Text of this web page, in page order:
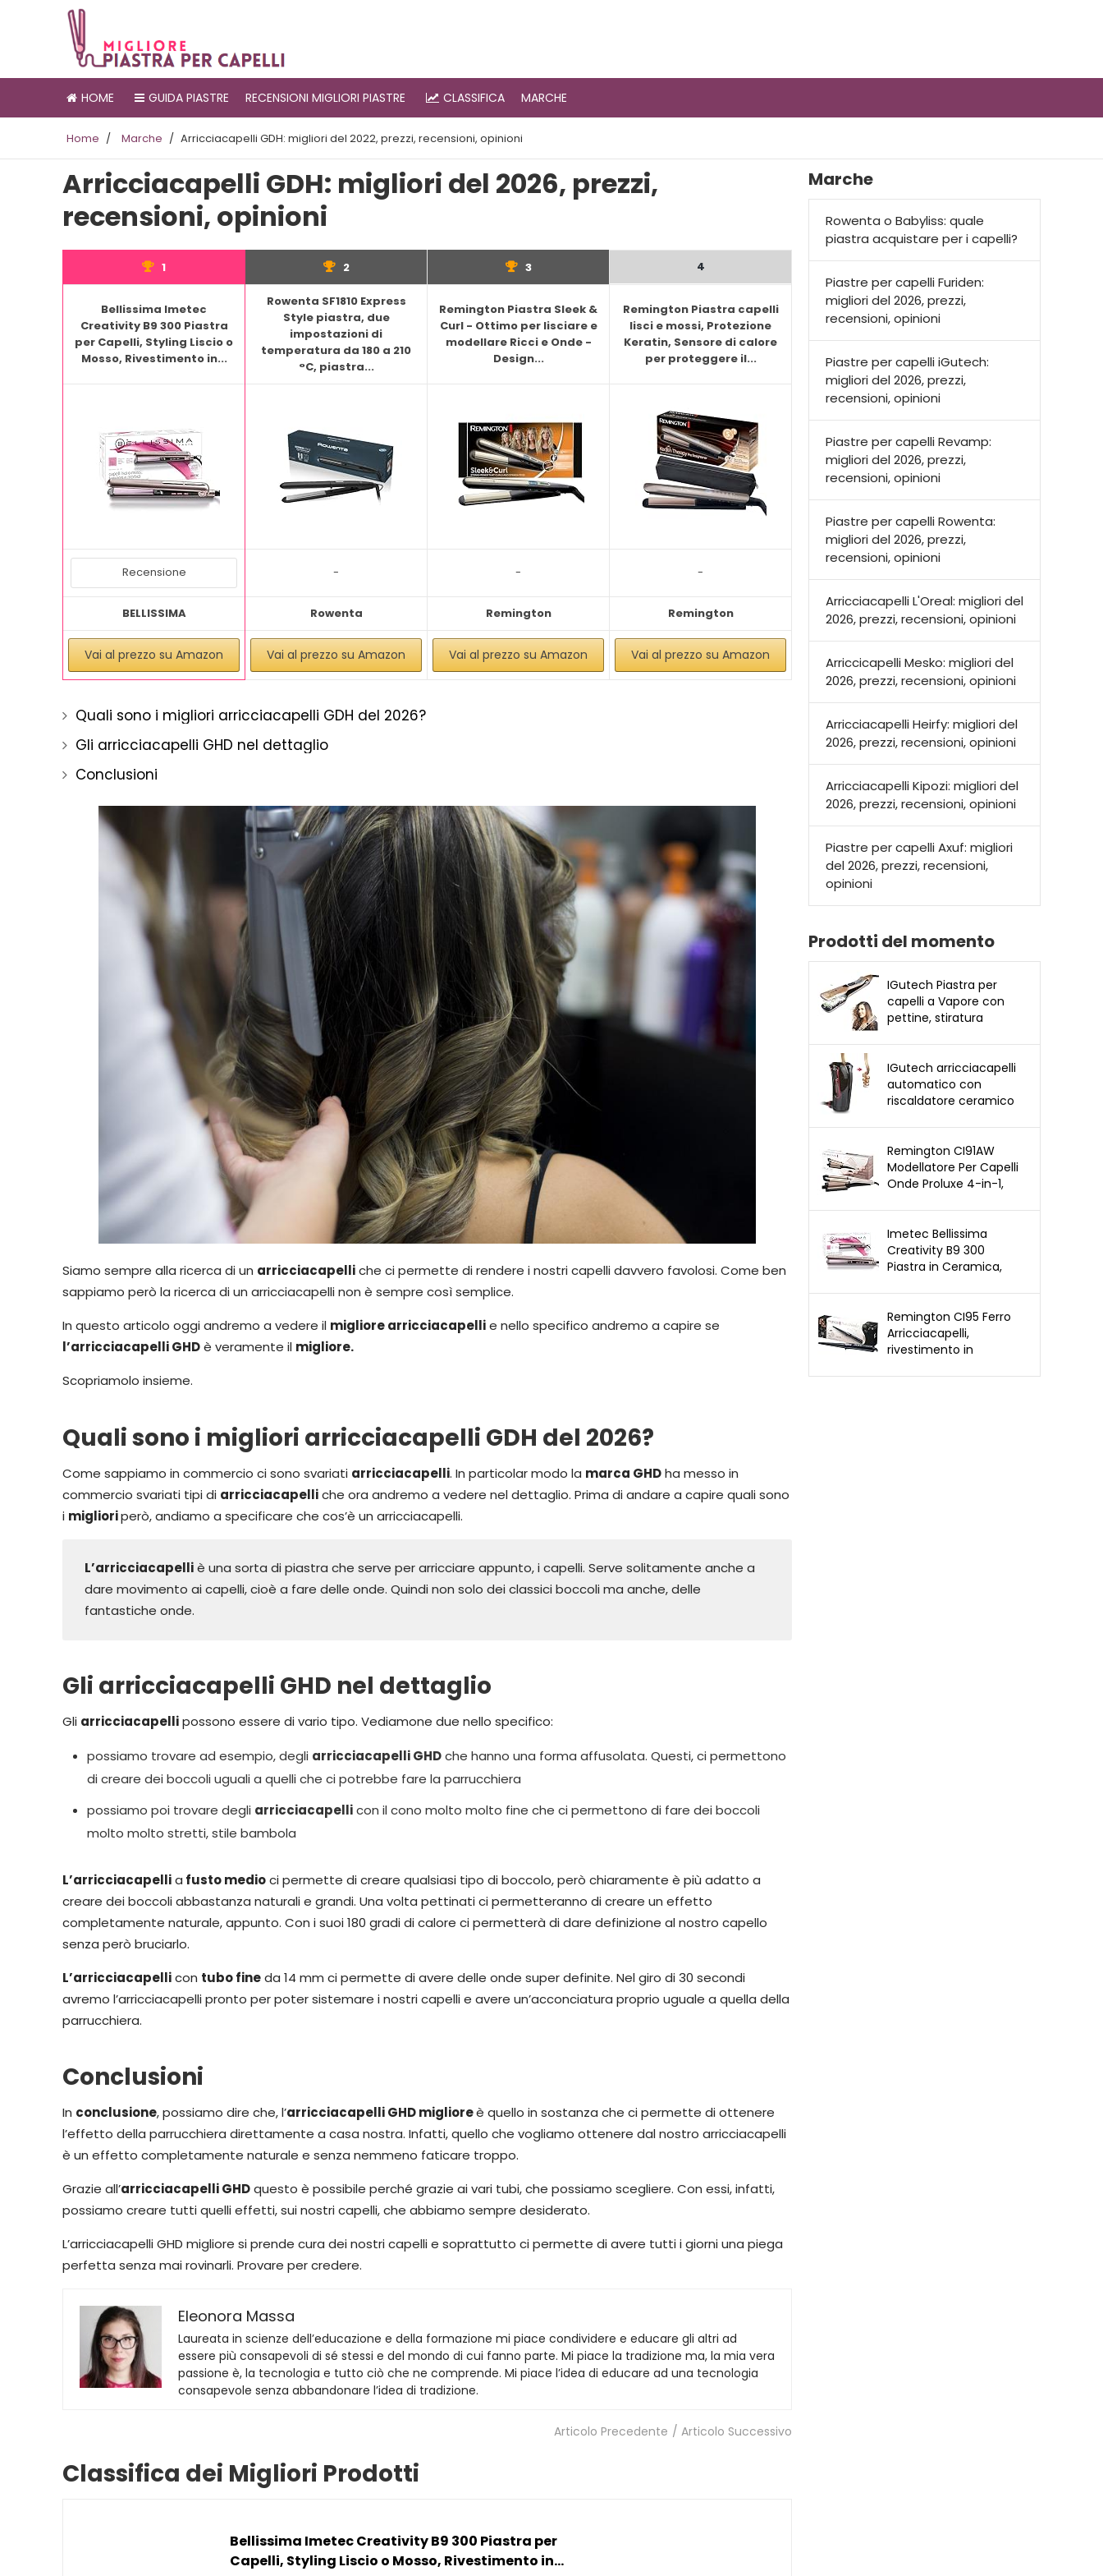
HOME GUIDA PIASTRE RECENSIONI MIGLIORI PIASTRE CLASSIFICA MARCHE
Home / Marche / Arricciacapelli GDH: migliori del 2022, prezzi, recensioni, opinioni
Arricciacapelli GDH: migliori del 2026, prezzi,
recensioni, opinioni
1 2 3 4
Bellissima Imetec
Creativity B9 300 Piastra
per Capelli, Styling Liscio o
Mosso, Rivestimento in...
Rowenta SF1810 Express
Style piastra, due
impostazioni di
temperatura da 180 a 210
°C, piastra...
Remington Piastra Sleek &
Curl - Ottimo per lisciare e
modellare Ricci e Onde -
Design...
Remington Piastra capelli
lisci e mossi, Protezione
Keratin, Sensore di calore
per proteggere il...
Recensione - - -
BELLISSIMA Rowenta Remington Remington
Vai al prezzo su Amazon Vai al prezzo su Amazon Vai al prezzo su Amazon Vai al prezzo su Amazon
Quali sono i migliori arricciacapelli GDH del 2026?
Gli arricciacapelli GHD nel dettaglio
Conclusioni
Siamo sempre alla ricerca di un arricciacapelliche ci permette di rendere i nostri capelli davvero favolosi. Come ben
sappiamo però la ricerca di un arricciacapelli non è sempre così semplice.
In questo articolo oggi andremo a vedere il migliore arricciacapellie nello specifico andremo a capire se
l’arricciacapelli GHDè veramente il migliore.
Scopriamolo insieme.
Quali sono i migliori arricciacapelli GDH del 2026?
Come sappiamo in commercio ci sono svariati arricciacapelli. In particolar modo la marca GHDha messo in
commercio svariati tipi di arricciacapelliche ora andremo a vedere nel dettaglio. Prima di andare a capire quali sono
i miglioriperò, andiamo a specificare che cos’è un arricciacapelli.
L’arricciacapelliè una sorta di piastra che serve per arricciare appunto, i capelli. Serve solitamente anche a
dare movimento ai capelli, cioè a fare delle onde. Quindi non solo dei classici boccoli ma anche, delle
fantastiche onde.
Gli arricciacapelli GHD nel dettaglio
Gli arricciacapellipossono essere di vario tipo. Vediamone due nello specifico:
possiamo trovare ad esempio, degli arricciacapelli GHDche hanno una forma affusolata. Questi, ci permettono
di creare dei boccoli uguali a quelli che ci potrebbe fare la parrucchiera
possiamo poi trovare degli arricciacapellicon il cono molto molto fine che ci permettono di fare dei boccoli
molto molto stretti, stile bambola
L’arricciacapellia fusto medioci permette di creare qualsiasi tipo di boccolo, però chiaramente è più adatto a
creare dei boccoli abbastanza naturali e grandi. Una volta pettinati ci permetteranno di creare un effetto
completamente naturale, appunto. Con i suoi 180 gradi di calore ci permetterà di dare definizione al nostro capello
senza però bruciarlo.
L’arricciacapellicon tubo fineda 14 mm ci permette di avere delle onde super definite. Nel giro di 30 secondi
avremo l’arricciacapelli pronto per poter sistemare i nostri capelli e avere un’acconciatura proprio uguale a quella della
parrucchiera.
Conclusioni
In conclusione, possiamo dire che, l’arricciacapelli GHD miglioreè quello in sostanza che ci permette di ottenere
l’effetto della parrucchiera direttamente a casa nostra. Infatti, quello che vogliamo ottenere dal nostro arricciacapelli
è un effetto completamente naturale e senza nemmeno faticare troppo.
Grazie all’arricciacapelli GHDquesto è possibile perché grazie ai vari tubi, che possiamo scegliere. Con essi, infatti,
possiamo creare tutti quelli effetti, sui nostri capelli, che abbiamo sempre desiderato.
L’arricciacapelli GHD migliore si prende cura dei nostri capelli e soprattutto ci permette di avere tutti i giorni una piega
perfetta senza mai rovinarli. Provare per credere.
Eleonora Massa
Laureata in scienze dell’educazione e della formazione mi piace condividere e educare gli altri ad
essere più consapevoli di sé stessi e del mondo di cui fanno parte. Mi piace la tradizione ma, la mia vera
passione è, la tecnologia e tutto ciò che ne comprende. Mi piace l’idea di educare ad una tecnologia
consapevole senza abbandonare l’idea di tradizione.
Articolo Precedente / Articolo Successivo
Classifica dei Migliori Prodotti
Bellissima Imetec Creativity B9 300 Piastra per
Capelli, Styling Liscio o Mosso, Rivestimento in...
Marche
Rowenta o Babyliss: quale
piastra acquistare per i capelli?
Piastre per capelli Furiden:
migliori del 2026, prezzi,
recensioni, opinioni
Piastre per capelli iGutech:
migliori del 2026, prezzi,
recensioni, opinioni
Piastre per capelli Revamp:
migliori del 2026, prezzi,
recensioni, opinioni
Piastre per capelli Rowenta:
migliori del 2026, prezzi,
recensioni, opinioni
Arricciacapelli L'Oreal: migliori del
2026, prezzi, recensioni, opinioni
Arriccicapelli Mesko: migliori del
2026, prezzi, recensioni, opinioni
Arricciacapelli Heirfy: migliori del
2026, prezzi, recensioni, opinioni
Arricciacapelli Kipozi: migliori del
2026, prezzi, recensioni, opinioni
Piastre per capelli Axuf: migliori
del 2026, prezzi, recensioni,
opinioni
Prodotti del momento
IGutech Piastra per
capelli a Vapore con
pettine, stiratura
IGutech arricciacapelli
automatico con
riscaldatore ceramico
Remington CI91AW
Modellatore Per Capelli
Onde Proluxe 4-in-1,
Imetec Bellissima
Creativity B9 300
Piastra in Ceramica,
Remington CI95 Ferro
Arricciacapelli,
rivestimento in